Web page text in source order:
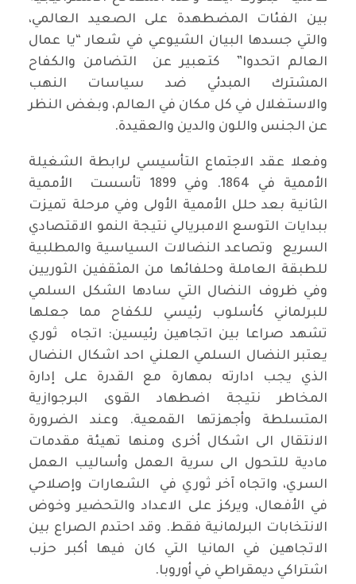
بين الفئات المضطهدة على الصعيد العالمي،
والتي جسدها البيان الشيوعي في شعار “يا عمال
العالم اتحدوا” كتعبير عن التضامن والكفاح
المشترك المبدئي ضد سياسات النهب
والاستغلال في كل مكان في العالم، وبغض النظر
عن الجنس واللون والدين والعقيدة.
وفعلا عقد الاجتماع التأسيسي لرابطة الشغيلة
الأممية في 1864. وفي 1899 تأسست الأممية
الثانية بعد حلل الأممية الأولى وفي مرحلة تميزت
ببدايات التوسع الامبريالي نتيجة النمو الاقتصادي
السريع وتصاعد النضالات السياسية والمطلبية
للطبقة العاملة وحلفائها من المثقفين الثوريين
وفي ظروف النضال التي سادها الشكل السلمي
للبرلماني كأسلوب رئيسي للكفاح مما جعلها
تشهد صراعا بين اتجاهين رئيسين: اتجاه ثوري
يعتبر النضال السلمي العلني احد اشكال النضال
الذي يجب ادارته بمهارة مع القدرة على إدارة
المخاطر نتيجة اضطهاد القوى البرجوازية
المتسلطة وأجهزتها القمعية. وعند الضرورة
الانتقال الى اشكال أخرى ومنها تهيئة مقدمات
مادية للتحول الى سرية العمل وأساليب العمل
السري، واتجاه آخر ثوري في الشعارات وإصلاحي
في الأفعال، ويركز على الاعداد والتحضير وخوض
الانتخابات البرلمانية فقط. وقد احتدم الصراع بين
الاتجاهين في المانيا التي كان فيها أكبر حزب
اشتراكي ديمقراطي في أوروبا.